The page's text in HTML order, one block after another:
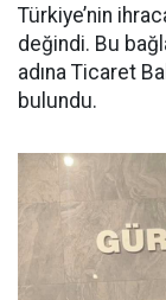
Türkiye’nin
değindi. Bu
adına Ticaret
bulundu.